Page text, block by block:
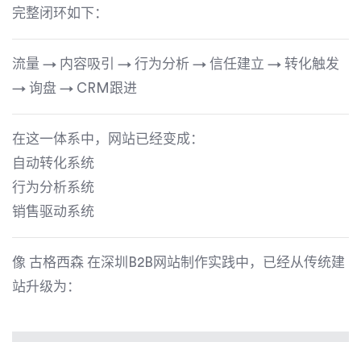
完整闭环如下：
流量 → 内容吸引 → 行为分析 → 信任建立 → 转化触发
→ 询盘 → CRM跟进
在这一体系中，网站已经变成：
自动转化系统
行为分析系统
销售驱动系统
像 古格西森 在深圳B2B网站制作实践中，已经从传统建
站升级为：